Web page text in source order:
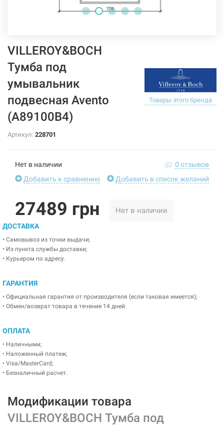
VILLEROY&BOCH
Тумба под
умывальник
подвесная Avento
(A89100B4)
Товары этого бренда
Артикул: 228701
Нет в наличии
0 отзывов
Добавить к сравнению
Добавить в список желаний
27489 грн Нет в наличии
ДОСТАВКА
• Самовывоз из точки выдачи;
• Из пункта службы доставки;
• Курьером по адресу.
ГАРАНТИЯ
• Официальная гарантия от производителя (если таковая имеется);
• Обмен/возврат товара в течение 14 дней.
ОПЛАТА
• Наличными;
• Наложенный платеж;
• Visa/MasterCard;
• Безналичный расчет.
Модификации товара
VILLEROY&BOCH Тумба под